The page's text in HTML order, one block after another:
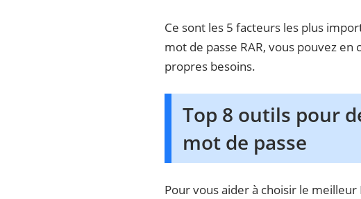
Ce sont les 5 facteurs les plus
mot de passe RAR, vous pouvez
propres besoins.
Top 8 outils pour
mot de passe
Pour vous aider à choisir le